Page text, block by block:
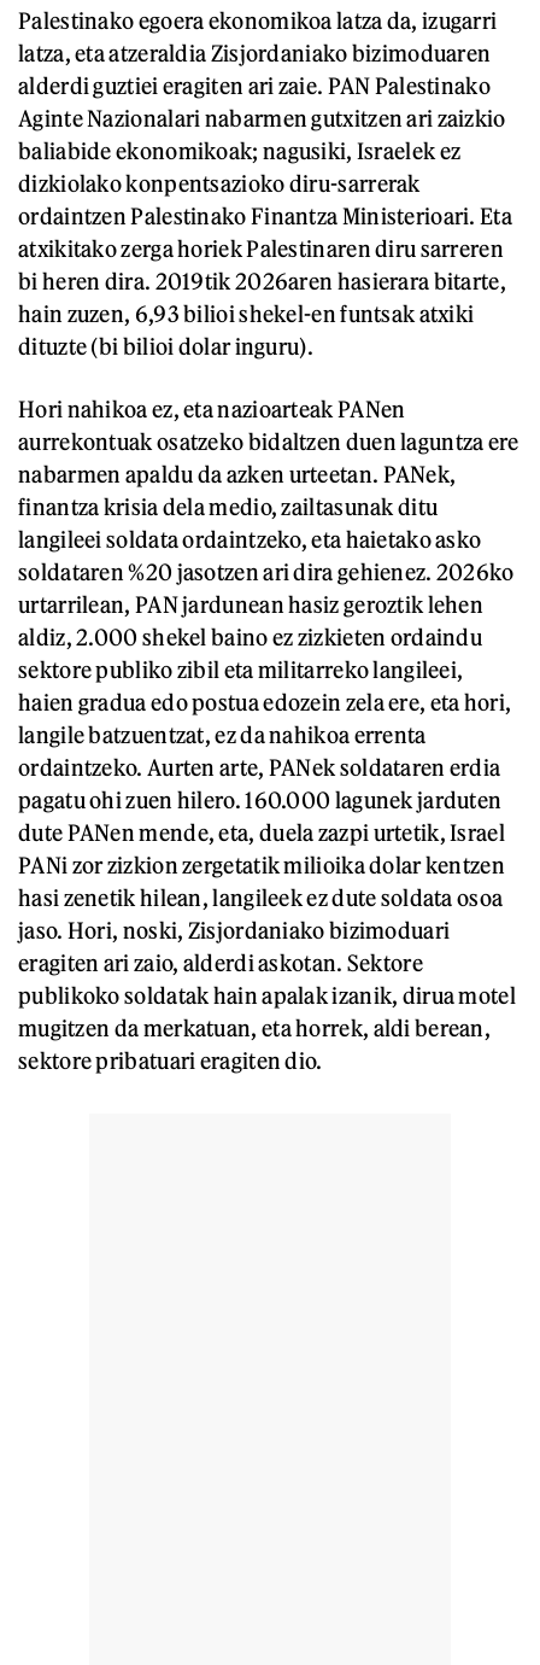
Palestinako egoera ekonomikoa latza da, izugarri
latza, eta atzeraldia Zisjordaniako bizimoduaren
alderdi guztiei eragiten ari zaie. PAN Palestinako
Aginte Nazionalari nabarmen gutxitzen ari zaizkio
baliabide ekonomikoak; nagusiki, Israelek ez
dizkiolako konpentsazioko diru-sarrerak
ordaintzen Palestinako Finantza Ministerioari. Eta
atxikitako zerga horiek Palestinaren diru sarreren
bi heren dira. 2019tik 2026aren hasierara bitarte,
hain zuzen, 6,93 bilioi shekel-en funtsak atxiki
dituzte (bi bilioi dolar inguru).
Hori nahikoa ez, eta nazioarteak PANen
aurrekontuak osatzeko bidaltzen duen laguntza ere
nabarmen apaldu da azken urteetan. PANek,
finantza krisia dela medio, zailtasunak ditu
langileei soldata ordaintzeko, eta haietako asko
soldataren %20 jasotzen ari dira gehienez. 2026ko
urtarrilean, PAN jardunean hasiz geroztik lehen
aldiz, 2.000 shekel baino ez zizkieten ordaindu
sektore publiko zibil eta militarreko langileei,
haien gradua edo postua edozein zela ere, eta hori,
langile batzuentzat, ez da nahikoa errenta
ordaintzeko. Aurten arte, PANek soldataren erdia
pagatu ohi zuen hilero. 160.000 lagunek jarduten
dute PANen mende, eta, duela zazpi urtetik, Israel
PANi zor zizkion zergetatik milioika dolar kentzen
hasi zenetik hilean, langileek ez dute soldata osoa
jaso. Hori, noski, Zisjordaniako bizimoduari
eragiten ari zaio, alderdi askotan. Sektore
publikoko soldatak hain apalak izanik, dirua motel
mugitzen da merkatuan, eta horrek, aldi berean,
sektore pribatuari eragiten dio.